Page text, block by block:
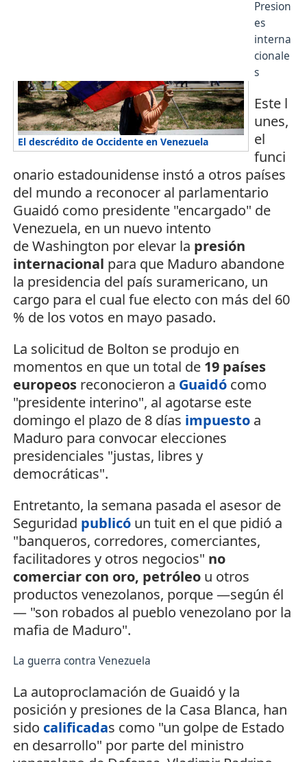
El descrédito de Occidente en Venezuela
Presion
es
interna
cionale
s
Este l
unes,
el
funci
onario estadounidense instó a otros países
del mundo a reconocer al parlamentario
Guaidó como presidente "encargado" de
Venezuela, en un nuevo intento
de Washington por elevar la presión
internacional para que Maduro abandone
la presidencia del país suramericano, un
cargo para el cual fue electo con más del 60
% de los votos en mayo pasado.
La solicitud de Bolton se produjo en
momentos en que un total de 19 países
europeosreconocieron a Guaidócomo
"presidente interino", al agotarse este
domingo el plazo de 8 días impuestoa
Maduro para convocar elecciones
presidenciales "justas, libres y
democráticas".
Entretanto, la semana pasada el asesor de
Seguridad publicóun tuit en el que pidió a
"banqueros, corredores, comerciantes,
facilitadores y otros negocios" no
comerciar con oro, petróleou otros
productos venezolanos, porque —según él
— "son robados al pueblo venezolano por la
mafia de Maduro".
La guerra contra Venezuela
La autoproclamación de Guaidó y la
posición y presiones de la Casa Blanca, han
sido calificadas como "un golpe de Estado
en desarrollo" por parte del ministro